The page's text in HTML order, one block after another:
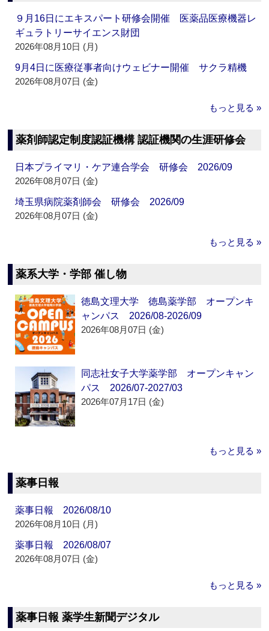
９月16日にエキスパート研修会開催 医薬品医療機器レ
ギュラトリーサイエンス財団
2026年08月10日 (月)
9月4日に医療従事者向けウェビナー開催 サクラ精機
2026年08月07日 (金)
もっと見る »
薬剤師認定制度認証機構 認証機関の生涯研修会
日本プライマリ・ケア連合学会 研修会 2026/09
2026年08月07日 (金)
埼玉県病院薬剤師会 研修会 2026/09
2026年08月07日 (金)
もっと見る »
薬系大学・学部 催し物
徳島文理大学 徳島薬学部 オープンキ
ャンパス 2026/08-2026/09
2026年08月07日 (金)
同志社女子大学薬学部 オープンキャン
パス 2026/07-2027/03
2026年07月17日 (金)
もっと見る »
薬事日報
薬事日報 2026/08/10
2026年08月10日 (月)
薬事日報 2026/08/07
2026年08月07日 (金)
もっと見る »
薬事日報 薬学生新聞デジタル